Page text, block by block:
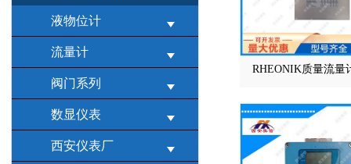
液物位计
流量计
阀门系列
数显仪表
西安仪表厂
RHEONIK质量流